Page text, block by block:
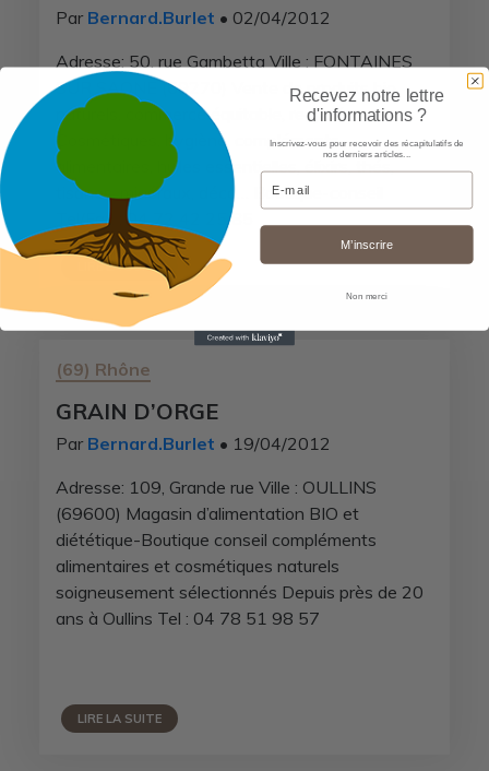
Par Bernard.Burlet • 02/04/2012
Adresse: 50, rue Gambetta Ville : FONTAINES
SUR SAONE (69270) Vente de produits bio,
naturels, commerce équitable, recyclé.
Cosmétiques, hygiène, compléments
alimentaires, huiles essentielles, élixirs, thés,
tisanes, minéraux, déco… Boutique-conseil
Tel/Fax : 04 72 42 25 85
LIRE LA SUITE
(69) Rhône
GRAIN D’ORGE
Par Bernard.Burlet • 19/04/2012
Adresse: 109, Grande rue Ville : OULLINS
(69600) Magasin d’alimentation BIO et
diététique-Boutique conseil compléments
alimentaires et cosmétiques naturels
soigneusement sélectionnés Depuis près de 20
ans à Oullins Tel : 04 78 51 98 57
LIRE LA SUITE
Recevez notre lettre
d'informations ?
Inscrivez-vous pour recevoir des récapitulatifs de
nos derniers articles...
Email
M’inscrire
Non merci